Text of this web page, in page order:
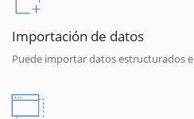
Importación de datos
Puede importar datos estructurados